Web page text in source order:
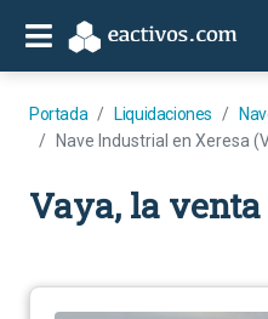
Portada Liquidaciones
Nave Industrial en Xeresa
Vaya, la